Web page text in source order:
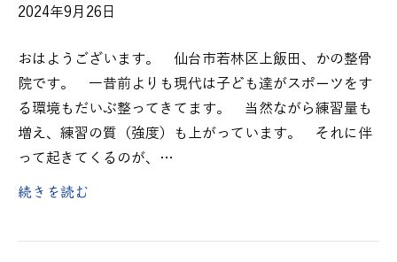
2024年9月26日
おはようございます。 仙台市若林区上飯田、かの整骨
院です。 一昔前よりも現代は子ども達がスポーツをす
る環境もだいぶ整ってきてます。 当然ながら練習量も
増え、練習の質（強度）も上がっています。 それに伴
って起きてくるのが、…
続きを読む